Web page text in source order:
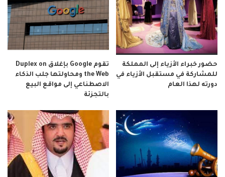
حضور خبراء الأزياء إلى المملكة
للمشاركة في مستقبل الأزياء في
دورته لهذا العام
تقوم Google بإغلاق Duplex on
the Web ومحاولتها جلب الذكاء
الاصطناعي إلى مواقع البيع
بالتجزئة